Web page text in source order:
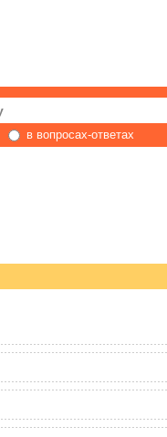
в вопросах-ответах